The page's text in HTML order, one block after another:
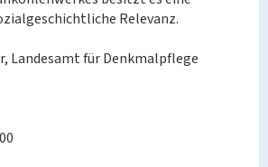
Relevanz.
Landesamt für Denkmalpflege